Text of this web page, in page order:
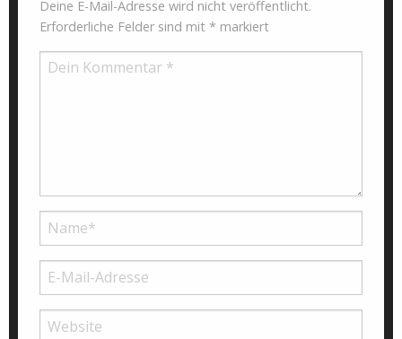
Deine E-Mail-Adresse wird nicht veröffentlicht.
Erforderliche Felder sind mit * markiert